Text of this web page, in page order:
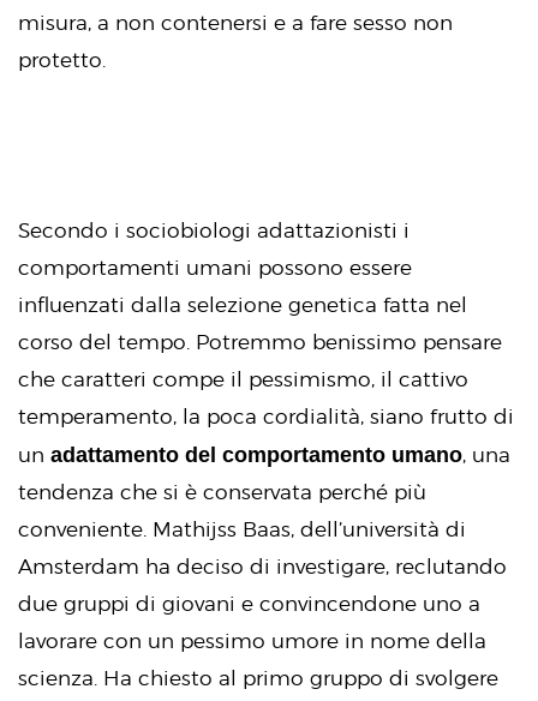
misura, a non contenersi e a fare sesso non
protetto.
Secondo i sociobiologi adattazionisti i
comportamenti umani possono essere
influenzati dalla selezione genetica fatta nel
corso del tempo. Potremmo benissimo pensare
che caratteri compe il pessimismo, il cattivo
temperamento, la poca cordialità, siano frutto di
un adattamento del comportamento umano, una
tendenza che si è conservata perché più
conveniente. Mathijss Baas, dell’università di
Amsterdam ha deciso di investigare, reclutando
due gruppi di giovani e convincendone uno a
lavorare con un pessimo umore in nome della
scienza. Ha chiesto al primo gruppo di svolgere